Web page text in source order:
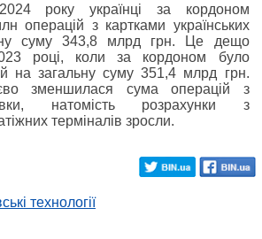
року українці за кордоном
операцій з картками українських
суму 343,8 млрд грн. Це дещо
році, коли за кордоном було
на загальну суму 351,4 млрд грн.
зменшилася сума операцій з
натомість розрахунки з
терміналів зросли.
технології